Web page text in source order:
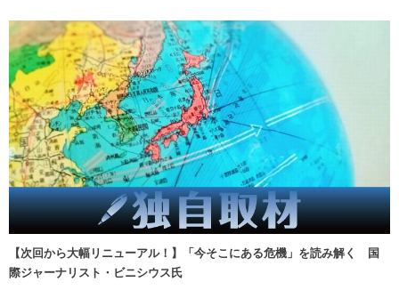
【次回から大幅リニューアル！】「今そこにある危機」を読み解く 国
際ジャーナリスト・ビニシウス氏